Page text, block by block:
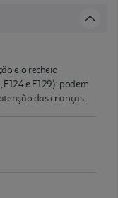
e o recheio
E124 e E129): podem
das crianças .